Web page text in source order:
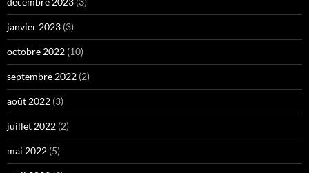
janvier 2023 (3)
octobre 2022 (10)
septembre 2022 (2)
août 2022 (3)
juillet 2022 (2)
mai 2022 (5)